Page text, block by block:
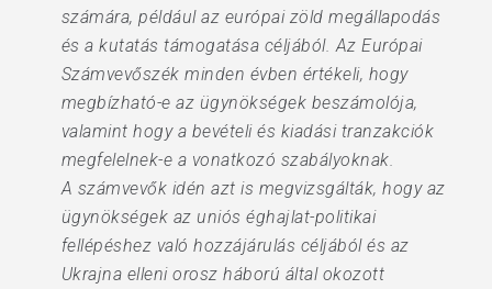
számára, például az európai zöld megállapodás
és a kutatás támogatása céljából. Az Európai
Számvevőszék minden évben értékeli, hogy
megbízható-e az ügynökségek beszámolója,
valamint hogy a bevételi és kiadási tranzakciók
megfelelnek-e a vonatkozó szabályoknak.
A számvevők idén azt is megvizsgálták, hogy az
ügynökségek az uniós éghajlat-politikai
fellépéshez való hozzájárulás céljából és az
Ukrajna elleni orosz háború által okozott